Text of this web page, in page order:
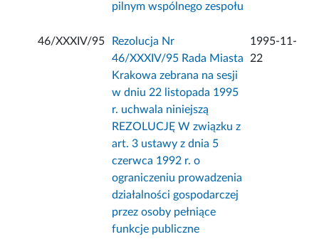
pilnym wspólnego zespołu
46/XXXIV/95
Rezolucja Nr
46/XXXIV/95 Rada Miasta
Krakowa zebrana na sesji
w dniu 22 listopada 1995
r. uchwala niniejszą
REZOLUCJĘ W związku z
art. 3 ustawy z dnia 5
czerwca 1992 r. o
ograniczeniu prowadzenia
działalności gospodarczej
przez osoby pełniące
funkcje publiczne
1995-11-
22